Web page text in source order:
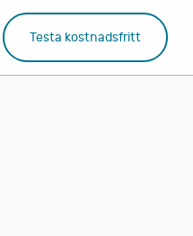
Testa kostnadsfritt